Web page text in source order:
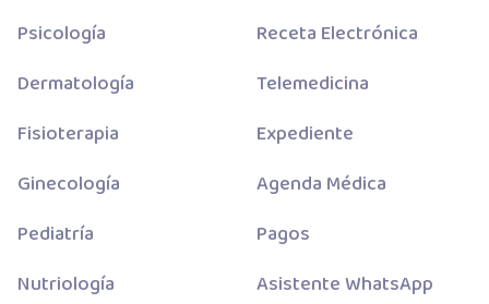
Psicología
Dermatología
Fisioterapia
Ginecología
Pediatría
Nutriología
Receta Electrónica
Telemedicina
Expediente
Agenda Médica
Pagos
Asistente WhatsApp